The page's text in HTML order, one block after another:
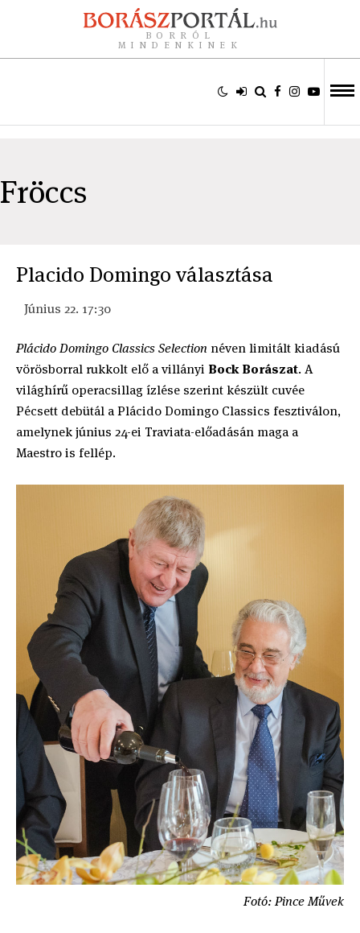
BORRÓL
MINDENKINEK
Fröccs
Placido Domingo választása
Június 22. 17:30
Plácido Domingo Classics Selection néven limitált kiadású
vörösborral rukkolt elő a villányi Bock Borászat. A
világhírű operacsillag ízlése szerint készült cuvée
Pécsett debütál a Plácido Domingo Classics fesztiválon,
amelynek június 24-ei Traviata-előadásán maga a
Maestro is fellép.
Fotó: Pince Művek